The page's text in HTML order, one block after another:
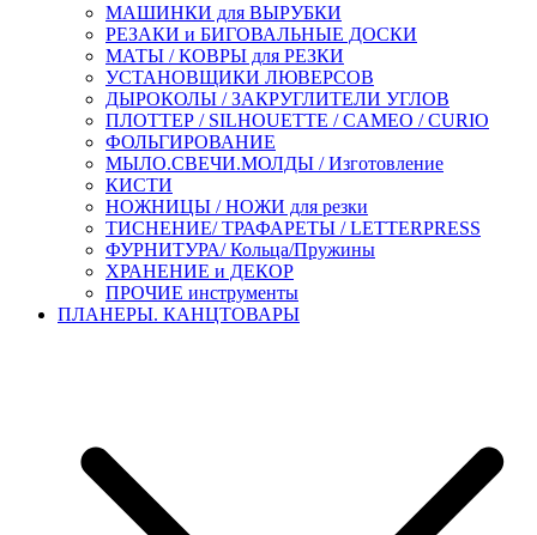
МАШИНКИ для ВЫРУБКИ
РЕЗАКИ и БИГОВАЛЬНЫЕ ДОСКИ
МАТЫ / КОВРЫ для РЕЗКИ
УСТАНОВЩИКИ ЛЮВЕРСОВ
ДЫРОКОЛЫ / ЗАКРУГЛИТЕЛИ УГЛОВ
ПЛОТТЕР / SILHOUETTE / CAMEO / CURIO
ФОЛЬГИРОВАНИЕ
МЫЛО.СВЕЧИ.МОЛДЫ / Изготовление
КИСТИ
НОЖНИЦЫ / НОЖИ для резки
ТИСНЕНИЕ/ ТРАФАРЕТЫ / LETTERPRESS
ФУРНИТУРА/ Кольца/Пружины
ХРАНЕНИЕ и ДЕКОР
ПРОЧИЕ инструменты
ПЛАНЕРЫ. КАНЦТОВАРЫ